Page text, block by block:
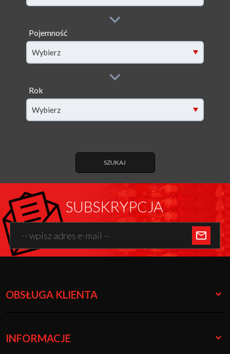
Pojemność
filter[capacity]
Wybierz
Rok
filter[year]
Wybierz
SZUKAJ
SUBSKRYPCJA
OBSŁUGA KLIENTA
INFORMACJE